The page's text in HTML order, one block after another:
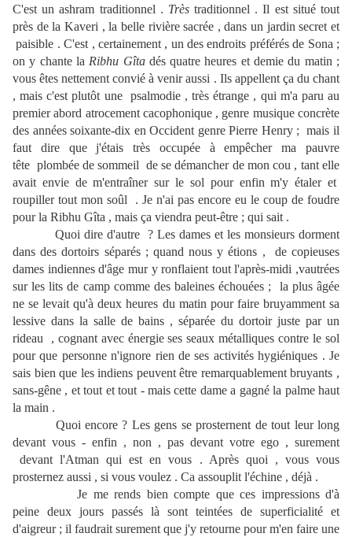
C'est un ashram traditionnel . Trèstraditionnel . Il est situé tout
près de la Kaveri , la belle rivière sacrée , dans un jardin secret et
paisible . C'est , certainement , un des endroits préférés de Sona ;
on y chante la Ribhu Gîtadés quatre heures et demie du matin ;
vous êtes nettement convié à venir aussi . Ils appellent ça du chant
, mais c'est plutôt une psalmodie , très étrange , qui m'a paru au
premier abord atrocement cacophonique , genre musique concrète
des années soixante-dix en Occident genre Pierre Henry ; mais il
faut dire que j'étais très occupée à empêcher ma pauvre
tête plombée de sommeil de se démancher de mon cou , tant elle
avait envie de m'entraîner sur le sol pour enfin m'y étaler et
roupiller tout mon soûl . Je n'ai pas encore eu le coup de foudre
pour la Ribhu Gîta , mais ça viendra peut-être ; qui sait .
Quoi dire d'autre ? Les dames et les monsieurs dorment
dans des dortoirs séparés ; quand nous y étions , de copieuses
dames indiennes d'âge mur y ronflaient tout l'après-midi ,vautrées
sur les lits de camp comme des baleines échouées ; la plus âgée
ne se levait qu'à deux heures du matin pour faire bruyamment sa
lessive dans la salle de bains , séparée du dortoir juste par un
rideau , cognant avec énergie ses seaux métalliques contre le sol
pour que personne n'ignore rien de ses activités hygiéniques . Je
sais bien que les indiens peuvent être remarquablement bruyants ,
sans-gêne , et tout et tout - mais cette dame a gagné la palme haut
la main .
Quoi encore ? Les gens se prosternent de tout leur long
devant vous - enfin , non , pas devant votre ego , surement
devant l'Atman qui est en vous . Après quoi , vous vous
prosternez aussi , si vous voulez . Ca assouplit l'échine , déjà .
Je me rends bien compte que ces impressions d'à
peine deux jours passés là sont teintées de superficialité et
d'aigreur ; il faudrait surement que j'y retourne pour m'en faire une